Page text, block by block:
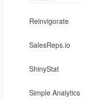
Reinvigorate
SalesReps.io
ShinyStat
Simple Analytics